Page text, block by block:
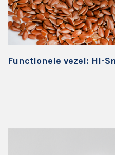
Functionele vezel: Hi-